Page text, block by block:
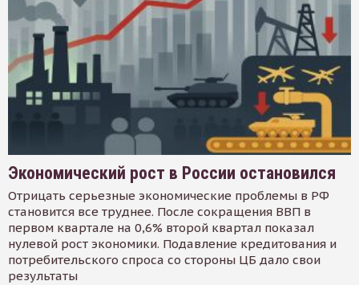
Экономический рост в России остановился
Отрицать серьезные экономические проблемы в РФ
становится все труднее. После сокращения ВВП в
первом квартале на 0,6% второй квартал показал
нулевой рост экономики. Подавление кредитования и
потребительского спроса со стороны ЦБ дало свои
результаты